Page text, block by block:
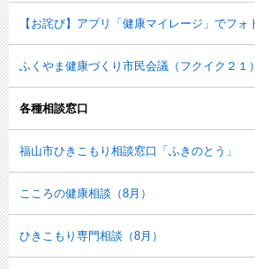
ふくやま健康づくり市民会議（フクイク２１）
各種相談窓口
福山市ひきこもり相談窓口「ふきのとう」
こころの健康相談（8月）
ひきこもり専門相談（8月）